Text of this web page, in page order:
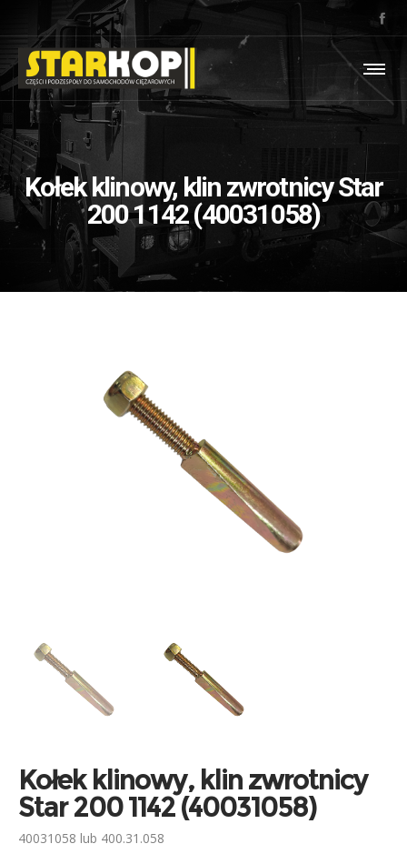
Kołek klinowy, klin zwrotnicy Star
200 1142 (40031058)
Kołek klinowy, klin zwrotnicy
Star 200 1142 (40031058)
40031058 lub 400.31.058